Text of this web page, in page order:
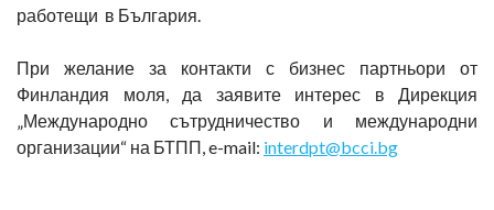
работещи в България.
При желание за контакти с бизнес партньори от
Финландия моля, да заявите интерес в Дирекция
„Международно сътрудничество и международни
организации“ на БТПП, e-mail: interdpt@bcci.bg